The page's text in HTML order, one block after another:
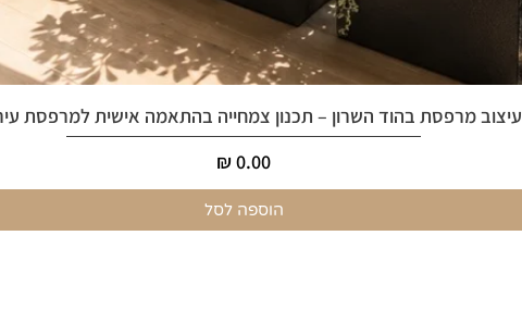
עיצוב מרפסת בהוד השרון – תכנון צמחייה בהתאמה אישית למרפסת
מחיר
הוספה לסל